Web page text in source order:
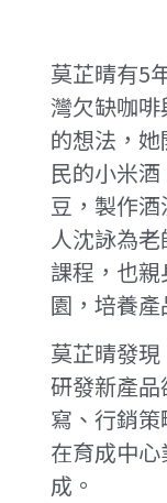
莫芷晴有5
灣欠缺咖
的想法，
民的小米
豆，製作
人沈詠為
課程，也
園，培養產
莫芷晴發
研發新產
寫、行銷
在育成中
成。